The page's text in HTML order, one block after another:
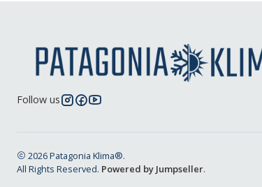
Follow us
2026 Patagonia Klima®.
All Rights Reserved. Powered by Jumpseller.